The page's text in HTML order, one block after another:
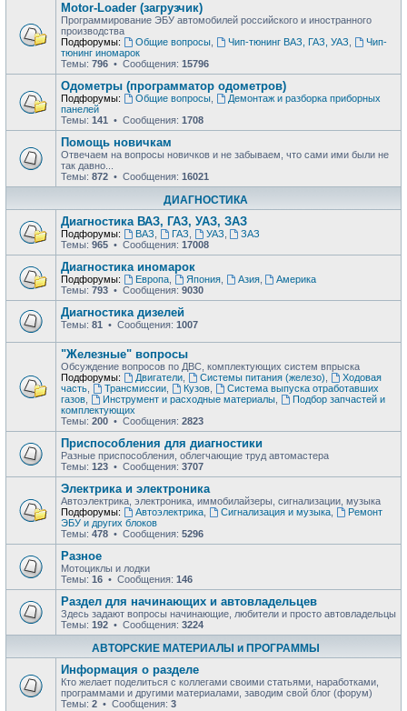
Motor-Loader (загрузчик)
Программирование ЭБУ автомобилей российского и иностранного
производства
Подфорумы:
Общие вопросы, Чип-тюнинг ВАЗ, ГАЗ, УАЗ
Чип-
тюнинг иномарок
Темы: 796 • Сообщения: 15796
Одометры (программатор одометров)
Подфорумы: Общие вопросы,
Демонтаж и разборка приборных
панелей
Темы: 141 • Сообщения: 1708
Помощь новичкам
Отвечаем на вопросы новичков и не забываем, что сами ими были не
так давно...
Темы: 872 • Сообщения: 16021
ДИАГНОСТИКА
Диагностика ВАЗ, ГАЗ, УАЗ, ЗАЗ
Подфорумы: ВАЗ ГАЗ УАЗ
ЗАЗ
Темы: 965 • Сообщения: 17008
Диагностика иномарок
Подфорумы: Европа, Япония, Азия,
Америка
Темы: 793 • Сообщения: 9030
Диагностика дизелей
Темы: 81 • Сообщения: 1007
"Железные" вопросы
Обсуждение вопросов по ДВС, комплектующих систем впрыска
Подфорумы:
Двигатели, Системы питания (железо)
Ходовая
часть
Трансмиссии, Кузов,
Система выпуска отработавших
газов
Инструмент и расходные материалы,
Подбор запчастей и
комплектующих
Темы: 200 • Сообщения: 2823
Приспособления для диагностики
Разные приспособления, облегчающие труд автомастера
Темы: 123 • Сообщения: 3707
Электрика и электроника
Автоэлектрика, электроника, иммобилайзеры, сигнализации, музыка
Подфорумы:
Автоэлектрика, Сигнализация и музыка,
Ремонт
ЭБУ и других блоков
Темы: 478 • Сообщения: 5296
Разное
Мотоциклы и лодки
Темы: 16 • Сообщения: 146
Раздел для начинающих и автовладельцев
Здесь задают вопросы начинающие, любители и просто автовладельцы
Темы: 192 • Сообщения: 3224
АВТОРСКИЕ МАТЕРИАЛЫ и ПРОГРАММЫ
Информация о разделе
Кто желает поделиться с коллегами своими статьями, наработками,
программами и другими материалами, заводим свой блог (форум)
Темы: 2 • Сообщения: 3